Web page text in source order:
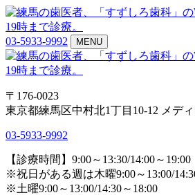
03-5933-9992 MENU
〒176-0023
東京都練馬区中村北1丁目10-12 メデ
03-5933-9992
【診療時間】9:00～13:30/14:00～19:00
※祝日がある週は木曜9:00～13:00/
※土曜9:00～13:00/14:30～18:00